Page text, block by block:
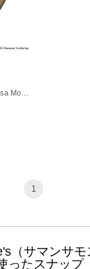
1
（サマンサモ
ったスナップ